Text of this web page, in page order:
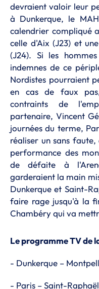
devraient valoir leur
à Dunkerque, le
calendrier compliqué
celle d'Aix (J23) et
(J24). Si les
indemnes de ce
Nordistes pourraient
en cas de faux
contraints de
partenaire, Vincent
journées du terme,
réaliser un sans
performance des
de défaite à
garderaient la main
Dunkerque et Saint-
faire rage jusqu'à la
Chambéry qui va
Le programme TV de
- Dunkerque –
- Paris – Saint-